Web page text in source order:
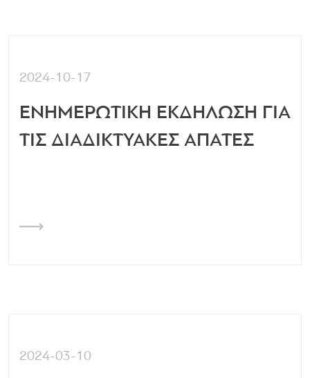
2024-10-17
ΕΝΗΜΕΡΩΤΙΚΗ ΕΚΔΗΛΩΣΗ ΓΙΑ
ΤΙΣ ΔΙΑΔΙΚΤΥΑΚΕΣ ΑΠΑΤΕΣ
2024-03-10